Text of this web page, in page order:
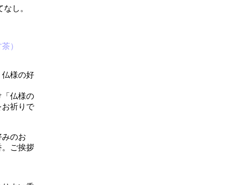
し。
）
仏様の好
「仏様の
お祈りで
のお
。ご挨拶